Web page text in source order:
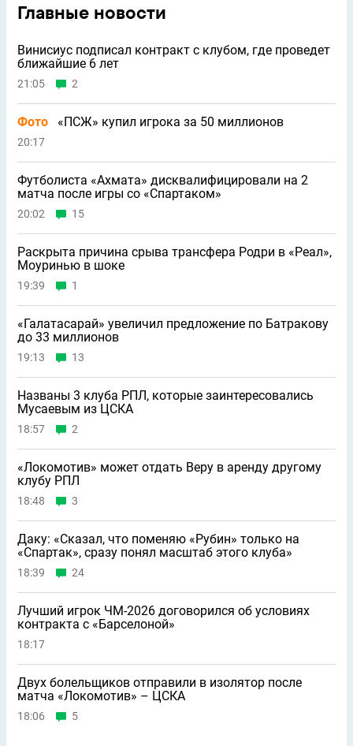
Главные новости
Винисиус подписал контракт с клубом, где проведет
ближайшие 6 лет
21:05 2
Фото «ПСЖ» купил игрока за 50 миллионов
20:17
Футболиста «Ахмата» дисквалифицировали на 2
матча после игры со «Спартаком»
20:02 15
Раскрыта причина срыва трансфера Родри в «Реал»,
Моуринью в шоке
19:39 1
«Галатасарай» увеличил предложение по Батракову
до 33 миллионов
19:13 13
Названы 3 клуба РПЛ, которые заинтересовались
Мусаевым из ЦСКА
18:57 2
«Локомотив» может отдать Веру в аренду другому
клубу РПЛ
18:48 3
Даку: «Сказал, что поменяю «Рубин» только на
«Спартак», сразу понял масштаб этого клуба»
18:39 24
Лучший игрок ЧМ-2026 договорился об условиях
контракта с «Барселоной»
18:17
Двух болельщиков отправили в изолятор после
матча «Локомотив» – ЦСКА
18:06 5